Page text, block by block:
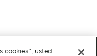
cookies”, usted